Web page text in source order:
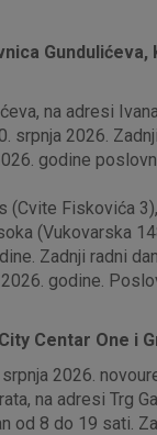
Gundulićeva,
na adresi
srpnja 2026.
godine
(Cvite Fiskovića
(Vukovarska
Zadnji radni
godine.
Centar One i
2026.
na adresi Trg
od 8 do 19 sati.